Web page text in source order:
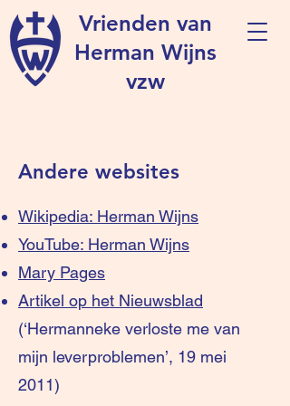
Vrienden van
Herman Wijns
vzw
Andere websites
Wikipedia: Herman Wijns
YouTube: Herman Wijns
Mary Pages
Artikel op het Nieuwsblad
(‘Hermanneke verloste me van
mijn leverproblemen’, 19 mei
2011)